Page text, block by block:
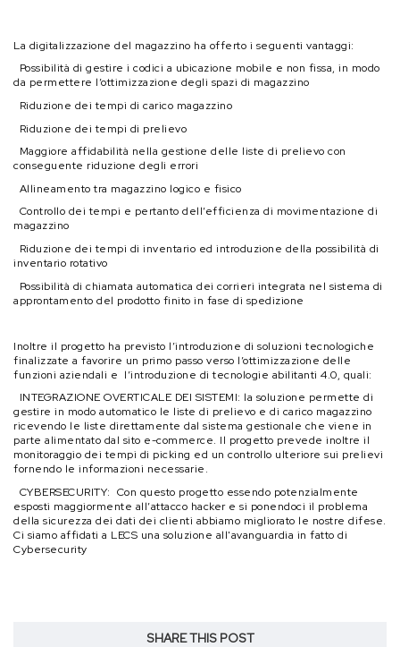
La digitalizzazione del magazzino ha offerto i seguenti vantaggi:
Possibilità di gestire i codici a ubicazione mobile e non fissa, in modo
da permettere l’ottimizzazione degli spazi di magazzino
Riduzione dei tempi di carico magazzino
Riduzione dei tempi di prelievo
Maggiore affidabilità nella gestione delle liste di prelievo con
conseguente riduzione degli errori
Allineamento tra magazzino logico e fisico
Controllo dei tempi e pertanto dell’efficienza di movimentazione di
magazzino
Riduzione dei tempi di inventario ed introduzione della possibilità di
inventario rotativo
Possibilità di chiamata automatica dei corrieri integrata nel sistema di
approntamento del prodotto finito in fase di spedizione
Inoltre il progetto ha previsto l’introduzione di soluzioni tecnologiche
finalizzate a favorire un primo passo verso l’ottimizzazione delle
funzioni aziendali e l’introduzione di tecnologie abilitanti 4.0, quali:
INTEGRAZIONE OVERTICALE DEI SISTEMI: la soluzione permette di
gestire in modo automatico le liste di prelievo e di carico magazzino
ricevendo le liste direttamente dal sistema gestionale che viene in
parte alimentato dal sito e-commerce. Il progetto prevede inoltre il
monitoraggio dei tempi di picking ed un controllo ulteriore sui prelievi
fornendo le informazioni necessarie.
CYBERSECURITY: Con questo progetto essendo potenzialmente
esposti maggiormente all’attacco hacker e si ponendoci il problema
della sicurezza dei dati dei clienti abbiamo migliorato le nostre difese.
Ci siamo affidati a LECS una soluzione all'avanguardia in fatto di
Cybersecurity
SHARE THIS POST